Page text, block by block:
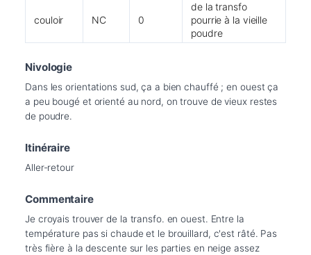
couloir NC 0
de la transfo
pourrie à la vieille
poudre
Nivologie
Dans les orientations sud, ça a bien chauffé ; en ouest ça
a peu bougé et orienté au nord, on trouve de vieux restes
de poudre.
Itinéraire
Aller-retour
Commentaire
Je croyais trouver de la transfo. en ouest. Entre la
température pas si chaude et le brouillard, c'est râté. Pas
très fière à la descente sur les parties en neige assez